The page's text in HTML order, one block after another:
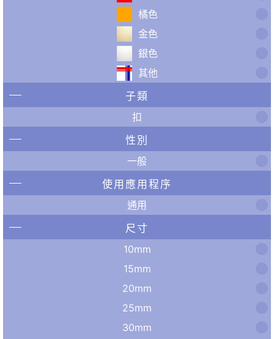
橘色
金色
銀色
其他
子類
扣
性別
一般
使用應用程序
通用
尺寸
10mm
15mm
20mm
25mm
30mm